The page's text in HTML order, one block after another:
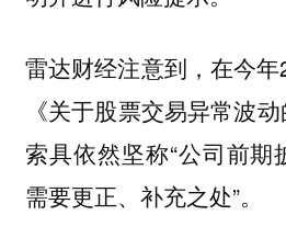
雷达财经注意到，在今
《关于股票交易异常波
索具依然坚称“公司前期
需要更正、补充之处”。